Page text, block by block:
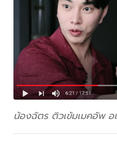
น้องฉัตร ติวเข้มเมคอัพ